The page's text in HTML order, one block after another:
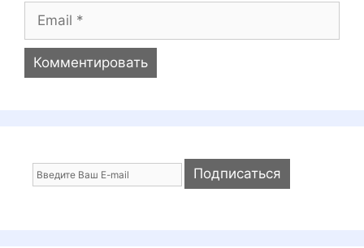
я
a